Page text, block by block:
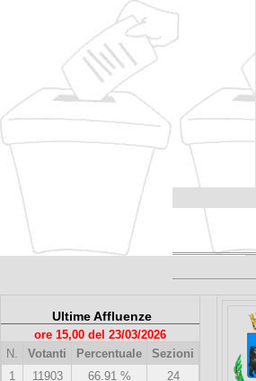
Ultime Affluenze
ore 15,00 del 23/03/2026
N.
Votanti Percentuale
Sezioni
1
11903 66.91 % 24